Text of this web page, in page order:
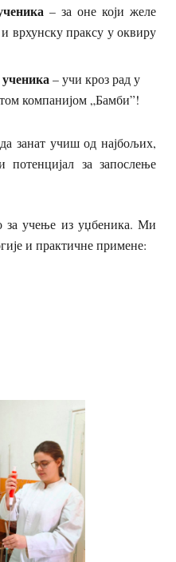
– за оне који желе
врхунску праксу у оквиру
– учи кроз рад у
компанијом „Бамби”!
занат учиш од најбољих,
за запослење
за учење из уџбеника. Ми
и практичне примене: